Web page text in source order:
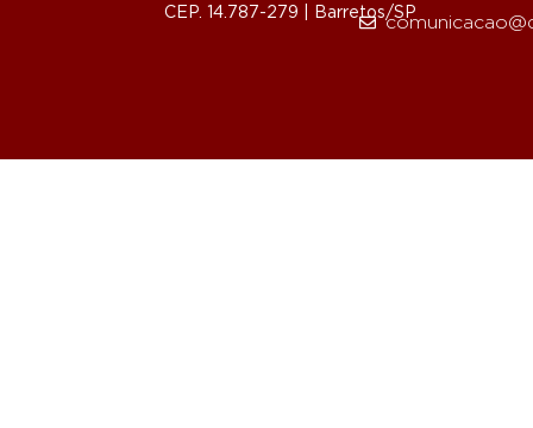
CEP. 14.787-279 | Barretos/SP